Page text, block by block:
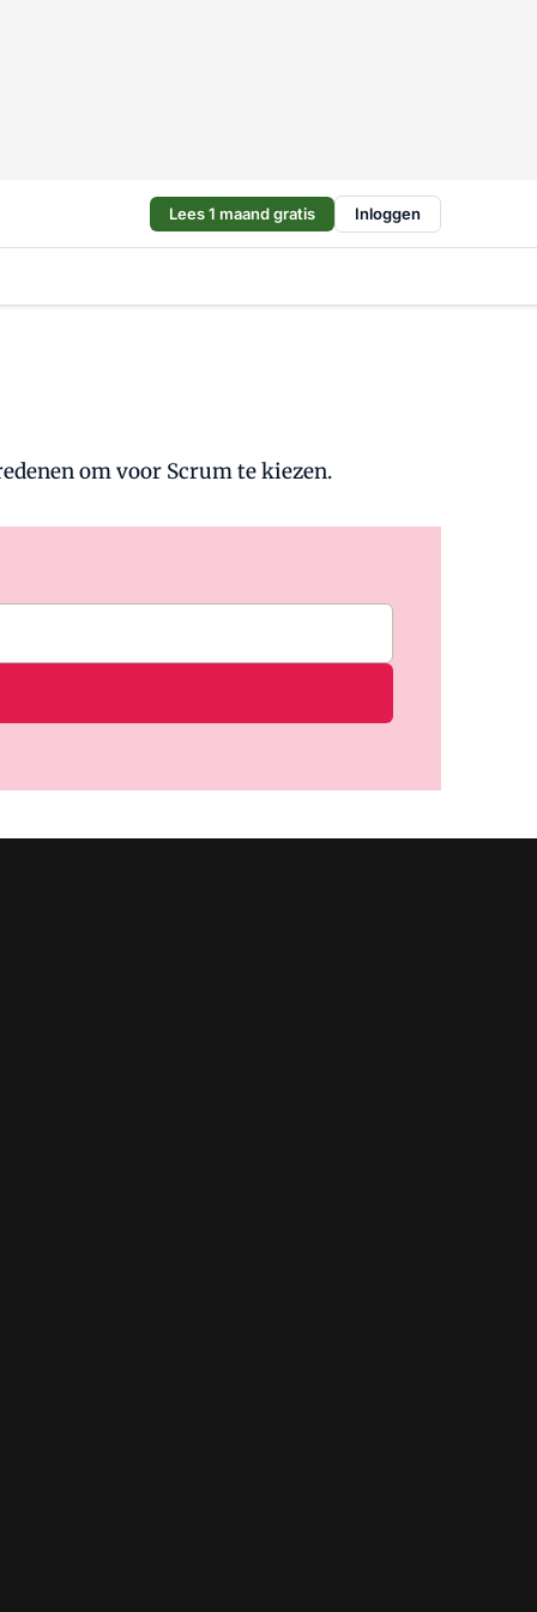
Lees 1 maand gratis Inloggen
om voor Scrum te kiezen.